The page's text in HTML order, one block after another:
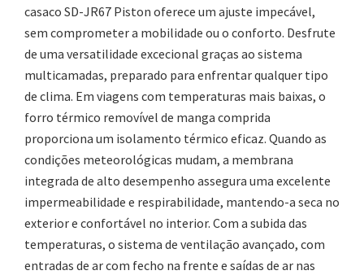
casaco SD-JR67 Piston oferece um ajuste impecável,
sem comprometer a mobilidade ou o conforto. Desfrute
de uma versatilidade excecional graças ao sistema
multicamadas, preparado para enfrentar qualquer tipo
de clima. Em viagens com temperaturas mais baixas, o
forro térmico removível de manga comprida
proporciona um isolamento térmico eficaz. Quando as
condições meteorológicas mudam, a membrana
integrada de alto desempenho assegura uma excelente
impermeabilidade e respirabilidade, mantendo-a seca no
exterior e confortável no interior. Com a subida das
temperaturas, o sistema de ventilação avançado, com
entradas de ar com fecho na frente e saídas de ar nas